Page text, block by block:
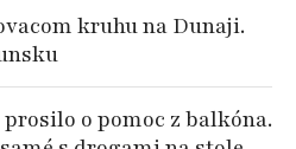
kruhu na Dunaji.
o pomoc z balkóna.